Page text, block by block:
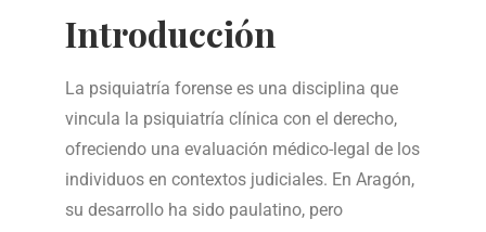
Introducción
La psiquiatría forense es una disciplina que
vincula la psiquiatría clínica con el derecho,
ofreciendo una evaluación médico-legal de los
individuos en contextos judiciales. En Aragón,
su desarrollo ha sido paulatino, pero